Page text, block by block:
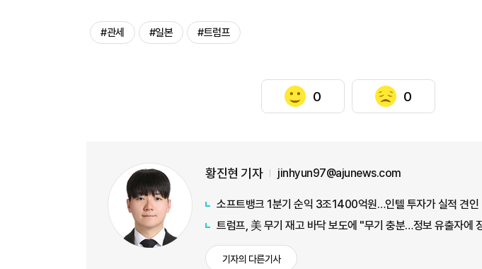
#관세 #일본 #트럼프
0 0
황진현 기자 jinhyun97@ajunews.com
소프트뱅크 1분기 순익 3조1400억원…인텔 투자가 실적 견인
트럼프, 美 무기 재고 바닥 보도에 "무기 충분…정보 유출자에
기자의 다른기사